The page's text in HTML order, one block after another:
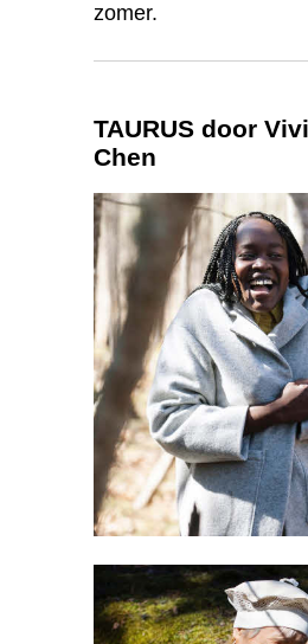
zomer.
TAURUS door
Chen